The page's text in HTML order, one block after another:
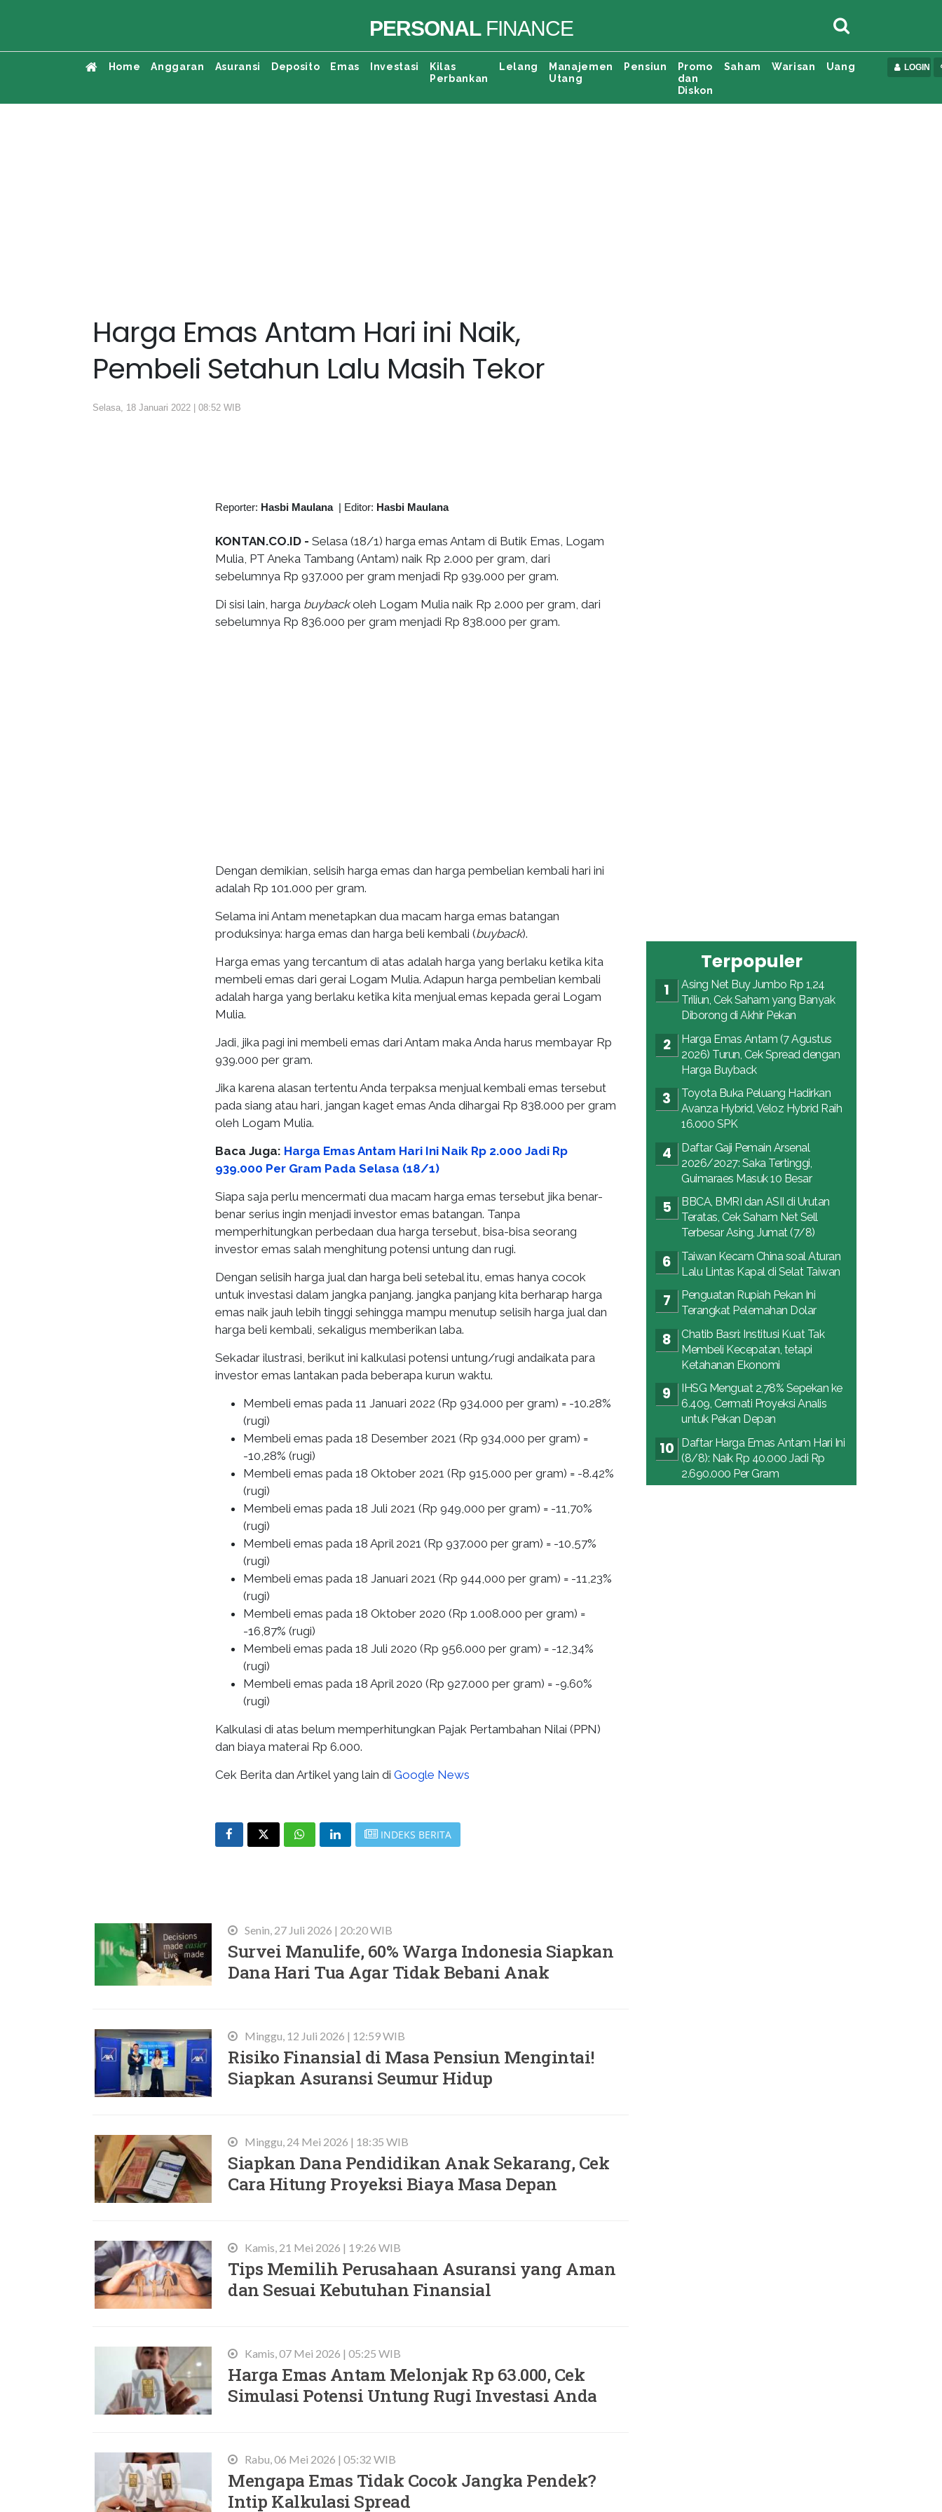
PERSONALFINANCE
Home Anggaran Asuransi Deposito Emas Investasi
Kilas
Perbankan
Lelang
Manajemen
Utang
Pensiun
Promo
dan
Diskon
Saham Warisan Uang LOGIN
Harga Emas Antam Hari ini Naik,
Pembeli Setahun Lalu Masih Tekor
Selasa, 18 Januari 2022 | 08:52 WIB
Reporter: Hasbi Maulana| Editor: Hasbi Maulana
KONTAN.CO.ID - Selasa (18/1) harga emas Antam di Butik Emas, Logam
Mulia, PT Aneka Tambang (Antam) naik Rp 2.000 per gram, dari
sebelumnya Rp 937.000 per gram menjadi Rp 939.000 per gram.
Di sisi lain, harga buybackoleh Logam Mulia naik Rp 2.000 per gram, dari
sebelumnya Rp 836.000 per gram menjadi Rp 838.000 per gram.
Dengan demikian, selisih harga emas dan harga pembelian kembali hari ini
adalah Rp 101.000 per gram.
Selama ini Antam menetapkan dua macam harga emas batangan
produksinya: harga emas dan harga beli kembali (buyback).
Harga emas yang tercantum di atas adalah harga yang berlaku ketika kita
membeli emas dari gerai Logam Mulia. Adapun harga pembelian kembali
adalah harga yang berlaku ketika kita menjual emas kepada gerai Logam
Mulia.
Jadi, jika pagi ini membeli emas dari Antam maka Anda harus membayar Rp
939.000 per gram.
Jika karena alasan tertentu Anda terpaksa menjual kembali emas tersebut
pada siang atau hari, jangan kaget emas Anda dihargai Rp 838.000 per gram
oleh Logam Mulia.
Baca Juga: Harga Emas Antam Hari Ini Naik Rp 2.000 Jadi Rp
939.000 Per Gram Pada Selasa (18/1)
Siapa saja perlu mencermati dua macam harga emas tersebut jika benar-
benar serius ingin menjadi investor emas batangan. Tanpa
memperhitungkan perbedaan dua harga tersebut, bisa-bisa seorang
investor emas salah menghitung potensi untung dan rugi.
Dengan selisih harga jual dan harga beli setebal itu, emas hanya cocok
untuk investasi dalam jangka panjang. jangka panjang kita berharap harga
emas naik jauh lebih tinggi sehingga mampu menutup selisih harga jual dan
harga beli kembali, sekaligus memberikan laba.
Sekadar ilustrasi, berikut ini kalkulasi potensi untung/rugi andaikata para
investor emas lantakan pada beberapa kurun waktu.
Membeli emas pada 11 Januari 2022 (Rp 934.000 per gram) = -10.28%
(rugi)
Membeli emas pada 18 Desember 2021 (Rp 934,000 per gram) =
-10,28% (rugi)
Membeli emas pada 18 Oktober 2021 (Rp 915.000 per gram) = -8.42%
(rugi)
Membeli emas pada 18 Juli 2021 (Rp 949,000 per gram) = -11,70%
(rugi)
Membeli emas pada 18 April 2021 (Rp 937.000 per gram) = -10,57%
(rugi)
Membeli emas pada 18 Januari 2021 (Rp 944,000 per gram) = -11,23%
(rugi)
Membeli emas pada 18 Oktober 2020 (Rp 1.008.000 per gram) =
-16,87% (rugi)
Membeli emas pada 18 Juli 2020 (Rp 956.000 per gram) = -12,34%
(rugi)
Membeli emas pada 18 April 2020 (Rp 927.000 per gram) = -9.60%
(rugi)
Kalkulasi di atas belum memperhitungkan Pajak Pertambahan Nilai (PPN)
dan biaya materai Rp 6.000.
Cek Berita dan Artikel yang lain di Google News
INDEKS BERITA
Senin, 27 Juli 2026 | 20:20 WIB
Survei Manulife, 60% Warga Indonesia Siapkan
Dana Hari Tua Agar Tidak Bebani Anak
Minggu, 12 Juli 2026 | 12:59 WIB
Risiko Finansial di Masa Pensiun Mengintai!
Siapkan Asuransi Seumur Hidup
Minggu, 24 Mei 2026 | 18:35 WIB
Siapkan Dana Pendidikan Anak Sekarang, Cek
Cara Hitung Proyeksi Biaya Masa Depan
Kamis, 21 Mei 2026 | 19:26 WIB
Tips Memilih Perusahaan Asuransi yang Aman
dan Sesuai Kebutuhan Finansial
Kamis, 07 Mei 2026 | 05:25 WIB
Harga Emas Antam Melonjak Rp 63.000, Cek
Simulasi Potensi Untung Rugi Investasi Anda
Rabu, 06 Mei 2026 | 05:32 WIB
Mengapa Emas Tidak Cocok Jangka Pendek?
Intip Kalkulasi Spread
Terpopuler
Asing Net Buy Jumbo Rp 1,24
Triliun, Cek Saham yang Banyak
Diborong di Akhir Pekan
Harga Emas Antam (7 Agustus
2026) Turun, Cek Spread dengan
Harga Buyback
Toyota Buka Peluang Hadirkan
Avanza Hybrid, Veloz Hybrid Raih
16.000 SPK
Daftar Gaji Pemain Arsenal
2026/2027: Saka Tertinggi,
Guimaraes Masuk 10 Besar
BBCA, BMRI dan ASII di Urutan
Teratas, Cek Saham Net Sell
Terbesar Asing, Jumat (7/8)
Taiwan Kecam China soal Aturan
Lalu Lintas Kapal di Selat Taiwan
Penguatan Rupiah Pekan Ini
Terangkat Pelemahan Dolar
Chatib Basri: Institusi Kuat Tak
Membeli Kecepatan, tetapi
Ketahanan Ekonomi
IHSG Menguat 2,78% Sepekan ke
6.409, Cermati Proyeksi Analis
untuk Pekan Depan
Daftar Harga Emas Antam Hari Ini
(8/8): Naik Rp 40.000 Jadi Rp
2.690.000 Per Gram